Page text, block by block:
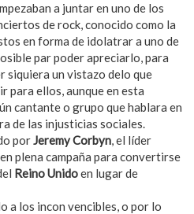
a juntar en uno de los
de rock, conocido como la
en forma de idolatrar a uno de
par poder apreciarlo, para
siquiera un vistazo delo que
para ellos, aunque en esta
cantante o grupo que hablara en
de las injusticias sociales.
porJeremy Corbyn, el líder
plena campaña para convertirse
Reino Unidoen lugar de
a los incon vencibles, o por lo